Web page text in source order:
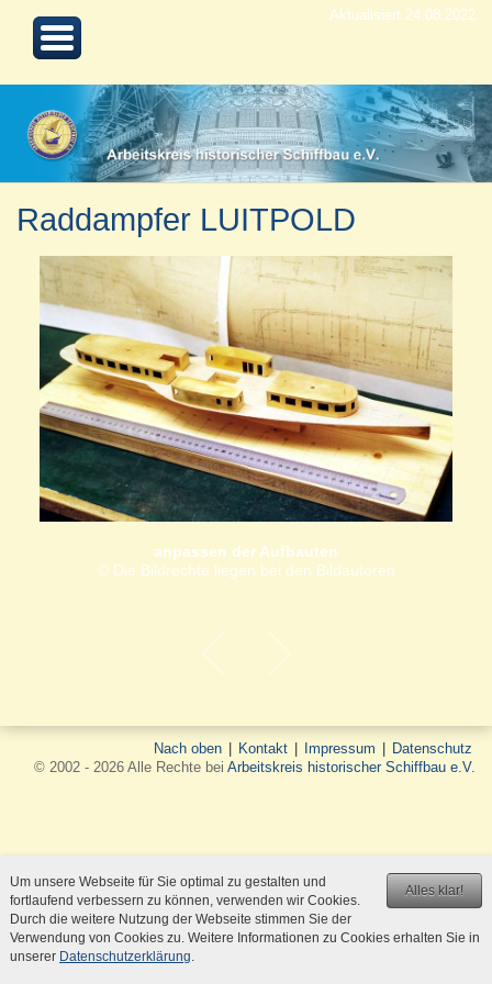
Aktualisiert 24.08.2022
Raddampfer LUITPOLD
anpassen der Aufbauten
© Die Bildrechte liegen bei den Bildautoren
Nach oben Kontakt Impressum
Datenschutz
© 2002 - 2026 Alle Rechte bei Arbeitskreis historischer Schiffbau e.V.
Alles klar!
Um unsere Webseite für Sie optimal zu gestalten und
fortlaufend verbessern zu können, verwenden wir Cookies.
Durch die weitere Nutzung der Webseite stimmen Sie der
Verwendung von Cookies zu. Weitere Informationen zu Cookies erhalten Sie in
unserer Datenschutzerklärung